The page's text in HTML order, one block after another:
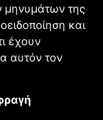
μηνυμάτων της
και
έχουν
αυτόν τον